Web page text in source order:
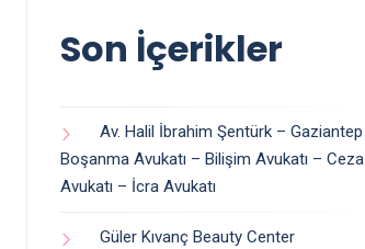
Son İçerikler
Av. Halil İbrahim Şentürk – Gaziantep
Boşanma Avukatı – Bilişim Avukatı – Ceza
Avukatı – İcra Avukatı
Güler Kıvanç Beauty Center